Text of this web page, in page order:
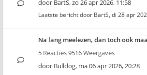
door BartS,zo 26 apr 2026, 11:58
Laatste bericht door BartS, di 28 apr
Na lang meelezen, dan toch ook
5 Reacties 9516 Weergaves
door Bulldog, ma 06 apr 2026, 20:28